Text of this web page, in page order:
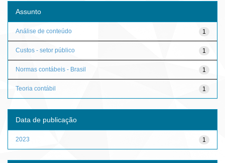
Assunto
1
Análise de conteúdo
1
Custos - setor público
1
Normas contábeis - Brasil
1
Teoria contábil
Data de publicação
1
2023